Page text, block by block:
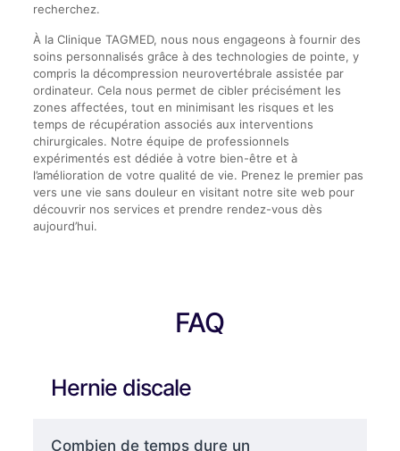
recherchez.
À la Clinique TAGMED, nous nous engageons à fournir des
soins personnalisés grâce à des technologies de pointe, y
compris la décompression neurovertébrale assistée par
ordinateur. Cela nous permet de cibler précisément les
zones affectées, tout en minimisant les risques et les
temps de récupération associés aux interventions
chirurgicales. Notre équipe de professionnels
expérimentés est dédiée à votre bien-être et à
l’amélioration de votre qualité de vie. Prenez le premier pas
vers une vie sans douleur en visitant notre site web pour
découvrir nos services et prendre rendez-vous dès
aujourd’hui.
FAQ
Hernie discale
Combien de temps dure un